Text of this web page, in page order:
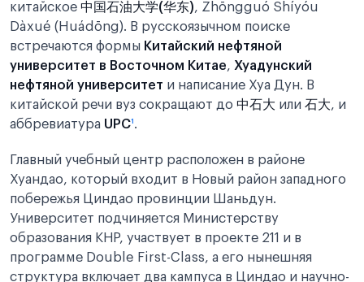
китайское 中国石油大学(华东), Zhōngguó Shíyóu
Dàxué (Huádōng). В русскоязычном поиске
встречаются формы Китайский нефтяной
университет в Восточном Китае, Хуадунский
нефтяной университет и написание Хуа Дун. В
китайской речи вуз сокращают до 中石大 или 石大, и
аббревиатура UPC¹.
Главный учебный центр расположен в районе
Хуандао, который входит в Новый район западного
побережья Циндао провинции Шаньдун.
Университет подчиняется Министерству
образования КНР, участвует в проекте 211 и в
программе Double First-Class, а его нынешняя
структура включает два кампуса в Циндао и научно-